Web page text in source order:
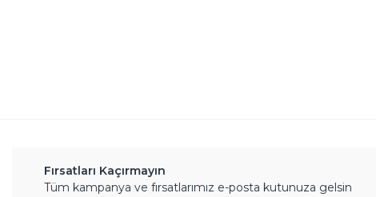
Fırsatları Kaçırmayın
Tüm kampanya ve fırsatlarımız e-posta kutunuza gelsin